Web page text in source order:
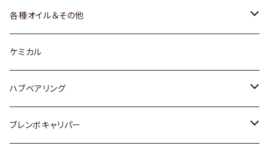
三菱
スバル
マツダ
マツダ
スバル
ホンダ
スズキ
日産
ダイハツ
各種オイル＆その他
ディーデル洗浄添加剤
ケミカル
ハブベアリング
トヨタ
ブレンボキャリパー